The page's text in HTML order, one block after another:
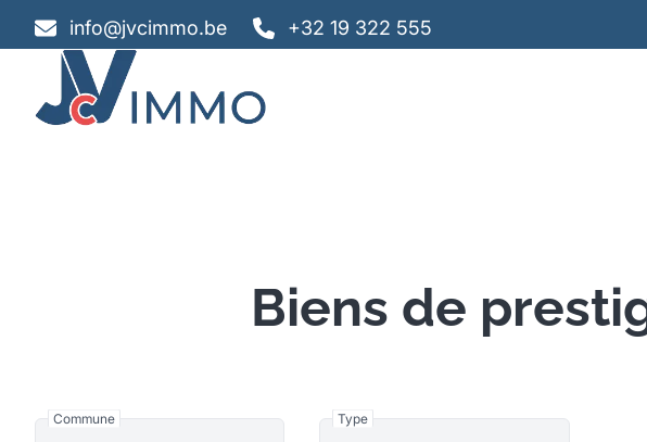
info@jvcimmo.be +32 19 322 555
Biens de
Commune Type